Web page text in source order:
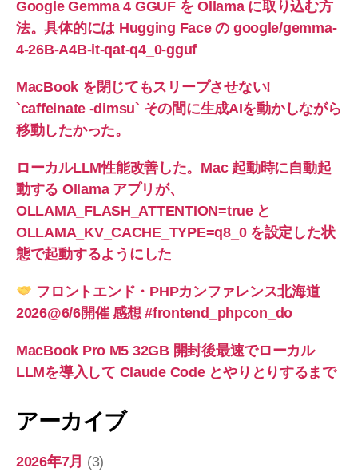
Google Gemma 4 GGUF を Ollama に取り込む方
法。具体的には Hugging Face の google/gemma-
4-26B-A4B-it-qat-q4_0-gguf
MacBook を閉じてもスリープさせない!
`caffeinate -dimsu` その間に生成AIを動かしながら
移動したかった。
ローカルLLM性能改善した。Mac 起動時に自動起
動する Ollama アプリが、
OLLAMA_FLASH_ATTENTION=true と
OLLAMA_KV_CACHE_TYPE=q8_0 を設定した状
態で起動するようにした
フロントエンド・PHPカンファレンス北海道
2026@6/6開催 感想 #frontend_phpcon_do
MacBook Pro M5 32GB 開封後最速でローカル
LLMを導入して Claude Code とやりとりするまで
アーカイブ
2026年7月 (3)